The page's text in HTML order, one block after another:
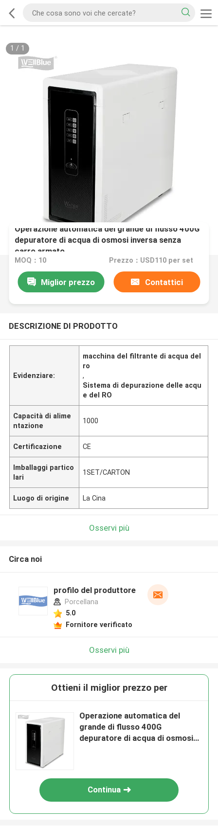
1 / 1
Operazione automatica del grande di flusso 400G
depuratore di acqua di osmosi inversa senza
carro armato
MOQ：10 Prezzo：USD110 per set
Miglior prezzo Contattici
DESCRIZIONE DI PRODOTTO
Evidenziare:
macchina del filtrante di acqua del
ro
,
Sistema di depurazione delle acqu
e del RO
Capacità di alime
ntazione
1000
Certificazione CE
Imballaggi partico
lari
1SET/CARTON
Luogo di origine La Cina
Osservi più
Circa noi
profilo del produttore
Porcellana
5.0
Fornitore verificato
Osservi più
Ottieni il miglior prezzo per
Operazione automatica del
grande di flusso 400G
depuratore di acqua di osmosi
Continua